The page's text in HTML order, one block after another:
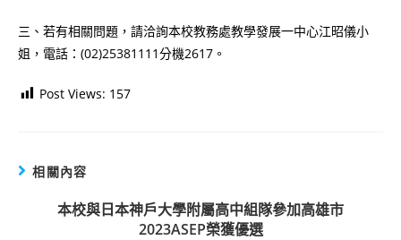
三、若有相關問題，請洽詢本校教務處教學發展一中心江昭儀小
姐，電話：(02)25381111分機2617。
Post Views: 157
相關內容
本校與日本神戶大學附屬高中組隊參加高雄市
2023ASEP榮獲優選